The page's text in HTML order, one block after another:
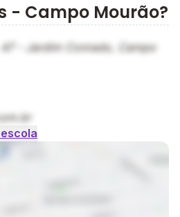
- Campo Mourão?
47 - Jardim Conrado, Campo